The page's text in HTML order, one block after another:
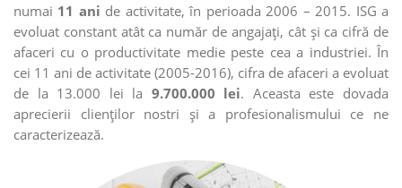
numai 11 ani de activitate, în perioada 2006 – 2015. ISG a
evoluat constant atât ca număr de angajaţi, cât şi ca cifră de
afaceri cu o productivitate medie peste cea a industriei. În
cei 11 ani de activitate (2005-2016), cifra de afaceri a evoluat
de la 13.000 lei la 9.700.000 lei. Aceasta este dovada
aprecierii clienţilor nostri şi a profesionalismului ce ne
caracterizează.